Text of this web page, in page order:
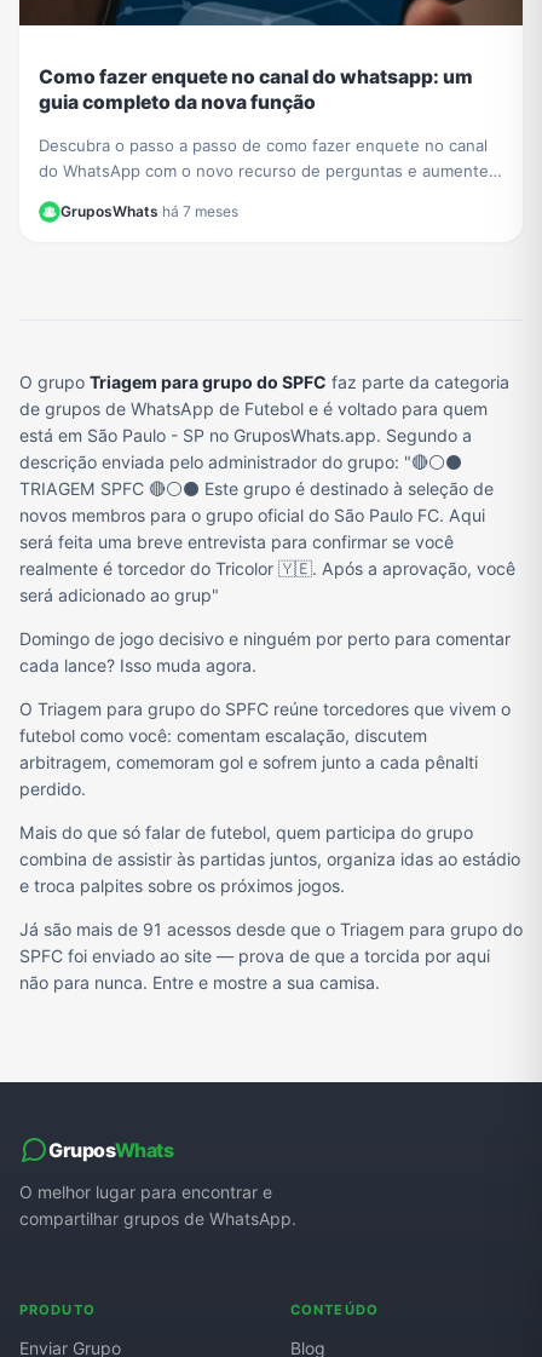
Como fazer enquete no canal do whatsapp: um
guia completo da nova função
Descubra o passo a passo de como fazer enquete no canal
do WhatsApp com o novo recurso de perguntas e aumente a
GruposWhats·há 7 meses
O grupo Triagem para grupo do SPFC faz parte da categoria
de grupos de WhatsApp de Futebol e é voltado para quem
está em São Paulo - SP no GruposWhats.app. Segundo a
descrição enviada pelo administrador do grupo: "🔴⚪⚫
TRIAGEM SPFC 🔴⚪⚫ Este grupo é destinado à seleção de
novos membros para o grupo oficial do São Paulo FC. Aqui
será feita uma breve entrevista para confirmar se você
realmente é torcedor do Tricolor 🇾🇪. Após a aprovação, você
será adicionado ao grup"
Domingo de jogo decisivo e ninguém por perto para comentar
cada lance? Isso muda agora.
O Triagem para grupo do SPFC reúne torcedores que vivem o
futebol como você: comentam escalação, discutem
arbitragem, comemoram gol e sofrem junto a cada pênalti
perdido.
Mais do que só falar de futebol, quem participa do grupo
combina de assistir às partidas juntos, organiza idas ao estádio
e troca palpites sobre os próximos jogos.
Já são mais de 91 acessos desde que o Triagem para grupo do
SPFC foi enviado ao site — prova de que a torcida por aqui
não para nunca. Entre e mostre a sua camisa.
GruposWhats
O melhor lugar para encontrar e
compartilhar grupos de WhatsApp.
PRODUTO
Enviar Grupo
CONTEÚDO
Blog